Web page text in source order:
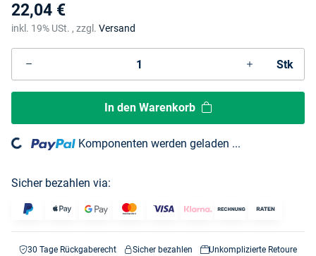
22,04 €
inkl. 19% USt. , zzgl. Versand
Stk
In den Warenkorb
Komponenten werden geladen ...
Sicher bezahlen via:
30 Tage Rückgaberecht Sicher bezahlen Unkomplizierte Retoure